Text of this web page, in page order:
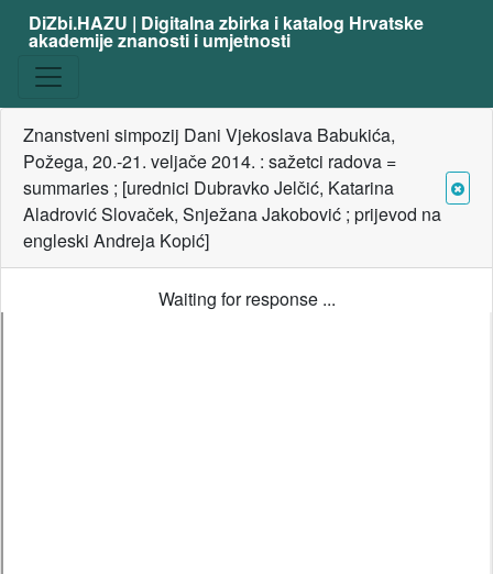
DiZbi.HAZU | Digitalna zbirka i katalog Hrvatske
akademije znanosti i umjetnosti
Znanstveni simpozij Dani Vjekoslava Babukića,
Požega, 20.-21. veljače 2014. : sažetci radova =
summaries ; [urednici Dubravko Jelčić, Katarina
Aladrović Slovaček, Snježana Jakobović ; prijevod na
engleski Andreja Kopić]
Waiting for response ...